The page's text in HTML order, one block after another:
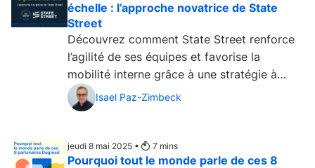
échelle : l’approche novatrice de State
Street
Découvrez comment State Street renforce
l’agilité de ses équipes et favorise la
mobilité interne grâce à une stratégie à
l’échelle de l’entreprise, fondée sur les
données et soutenue par ses dirigeants....
Isael Paz-Zimbeck
jeudi 8 mai 2025 • 7 mins
Pourquoi tout le monde parle de ces 8